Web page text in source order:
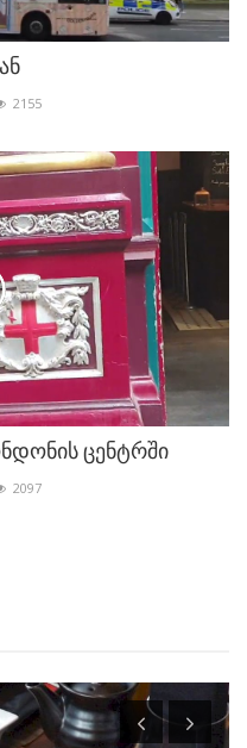
2155
ცენტრში
2097